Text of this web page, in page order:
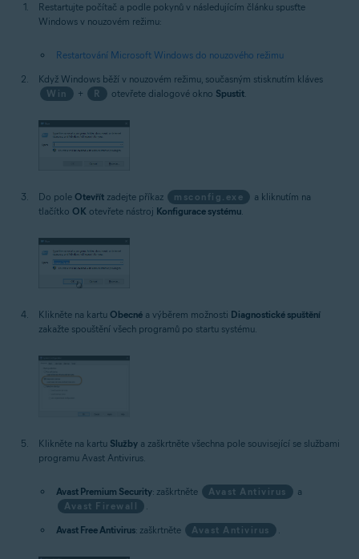
Restartujte počítač a podle pokynů v následujícím článku spusťte
Windows v nouzovém režimu:
Restartování Microsoft Windows do nouzového režimu
Když Windows běží v nouzovém režimu, současným stisknutím kláves
Win
+ R otevřete dialogové okno Spustit.
Do pole Otevřít zadejte příkaz msconfig.exe
a kliknutím na
tlačítko OK otevřete nástroj Konfigurace systému.
Klikněte na kartu Obecné a výběrem možnosti Diagnostické spuštění
zakažte spouštění všech programů po startu systému.
Klikněte na kartu Služby a zaškrtněte všechna pole související se službami
programu Avast Antivirus.
Avast Premium Security: zaškrtněte Avast Antivirus
a
Avast Firewall
.
Avast Free Antivirus: zaškrtněte Avast Antivirus .